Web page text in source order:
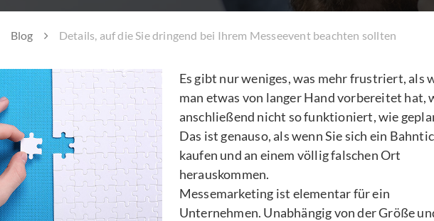
Blog Details, auf die Sie dringend bei Ihrem Messeevent beachten sollten
Es gibt nur weniges, was mehr frustriert, als
man etwas von langer Hand vorbereitet hat,
anschließend nicht so funktioniert, wie
Das ist genauso, als wenn Sie sich ein
kaufen und an einem völlig falschen Ort
herauskommen.
Messemarketing ist elementar für ein
Unternehmen. Unabhängig von der Größe